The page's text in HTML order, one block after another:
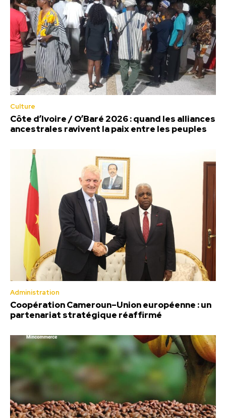
Culture
Côte d’Ivoire / O’Baré 2026 : quand les alliances
ancestrales ravivent la paix entre les peuples
Administration
Coopération Cameroun–Union européenne : un
partenariat stratégique réaffirmé